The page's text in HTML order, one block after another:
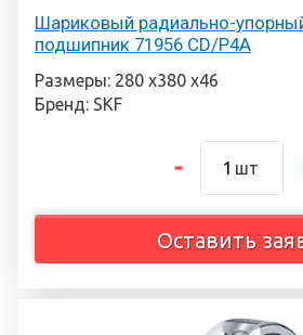
Шариковый радиально-
подшипник 71956 CD/P4A
Размеры: 280 х380 х46
Бренд: SKF
шт
Оставить